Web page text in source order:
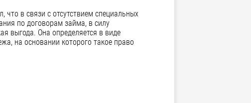
в связи с отсутствием специальных
по договорам займа, в силу
выгода. Она определяется в виде
на основании которого такое право